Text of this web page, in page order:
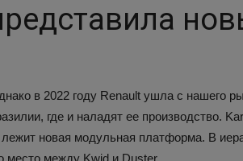
в 2022 году Renault ушла с нашего
где и наладят ее производство.
лежит новая модульная платформа. В
место между Kwid и Duster.